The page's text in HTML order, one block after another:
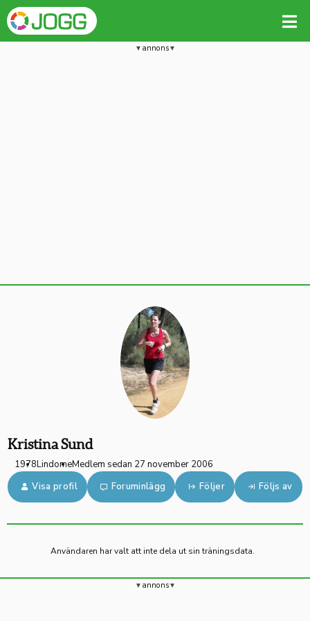
annons
Kristina Sund
1978LindomeMedlem sedan 27 november 2006
Visa profil
Foruminlägg Följer Följs av
Användaren har valt att inte dela ut sin träningsdata.
annons